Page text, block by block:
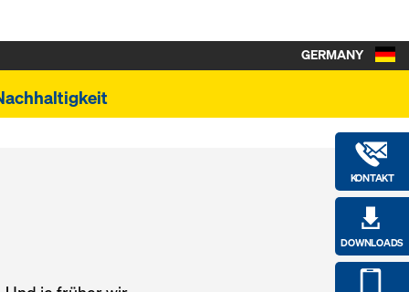
KONTAKT
DOWNLOADS
GERMANY